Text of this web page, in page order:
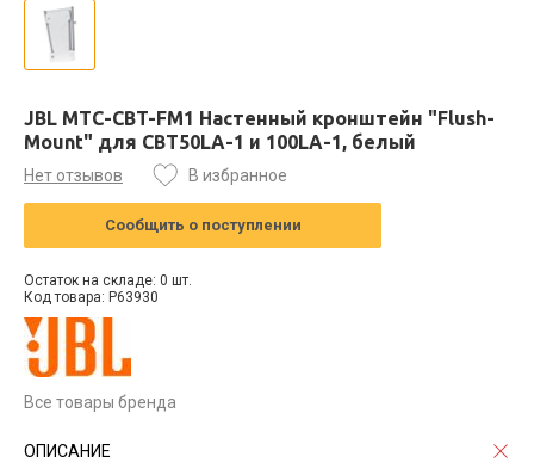
JBL MTC-CBT-FM1 Настенный кронштейн "Flush-
Mount" для CBT50LA-1 и 100LA-1, белый
Нет отзывов В избранное
Сообщить о поступлении
Остаток на складе: 0 шт.
Код товара: P63930
Все товары бренда
ОПИСАНИЕ